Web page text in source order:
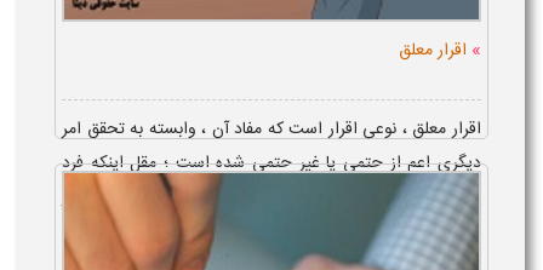
» اقرار معلق
اقرار معلق ، نوعی اقرار است که مفاد آن ، وابسته به تحقق امر
دیگری اعم از حتمی یا غیر حتمی شده است ؛ مقل اینکه فرد
بگوید اگر فردا پنجشنبه باشد من فلانی را کشته ام . از اقرار
معلق ، هیچگونه آث...